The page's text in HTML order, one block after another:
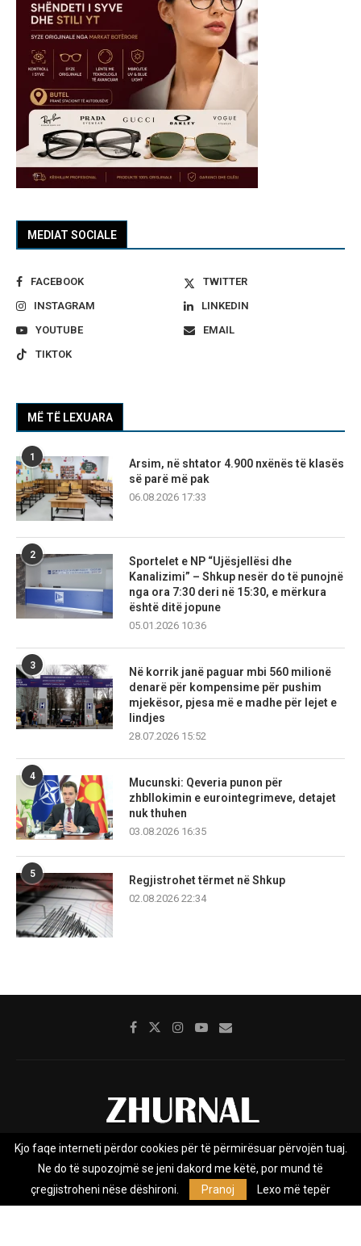
MEDIAT SOCIALE
FACEBOOK
TWITTER
INSTAGRAM
LINKEDIN
YOUTUBE
EMAIL
TIKTOK
MË TË LEXUARA
1
Arsim, në shtator 4.900 nxënës të klasës
së parë më pak
06.08.2026 17:33
2
Sportelet e NP “Ujësjellësi dhe
Kanalizimi” – Shkup nesër do të punojnë
nga ora 7:30 deri në 15:30, e mërkura
është ditë jopune
05.01.2026 10:36
3
Në korrik janë paguar mbi 560 milionë
denarë për kompensime për pushim
mjekësor, pjesa më e madhe për lejet e
lindjes
28.07.2026 15:52
4
Mucunski: Qeveria punon për
zhbllokimin e eurointegrimeve, detajet
nuk thuhen
03.08.2026 16:35
5
Regjistrohet tërmet në Shkup
02.08.2026 22:34
Rreth nesh Impresumi Marketing
Kontakt
Privacy Policy
Zhurnal.mk është Agjenci e Lajmeve e pavarur, e themeluar në vitin
Kjo faqe interneti përdor cookies për të përmirësuar përvojën tuaj.
Ne do të supozojmë se jeni dakord me këtë, por mund të
çregjistroheni nëse dëshironi.
Pranoj Lexo më tepër